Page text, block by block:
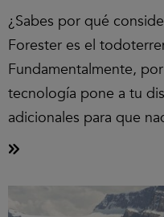
¿Sabes por qué
Forester es el
Fundamentalmente,
tecnología pone a tu
adicionales para que